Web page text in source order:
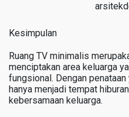
Kesimpulan
Ruang TV minimalis
menciptakan area keluarga
fungsional. Dengan
hanya menjadi tempat
kebersamaan keluarga.